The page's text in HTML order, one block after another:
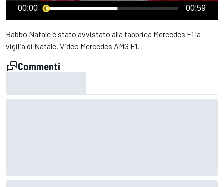
00:00 00:59
Babbo Natale è stato avvistato alla fabbrica Mercedes F1 la
vigilia di Natale. Video Mercedes AMG F1.
Commenti